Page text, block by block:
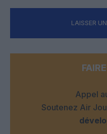
LAISSER
Appel
Soutenez Air